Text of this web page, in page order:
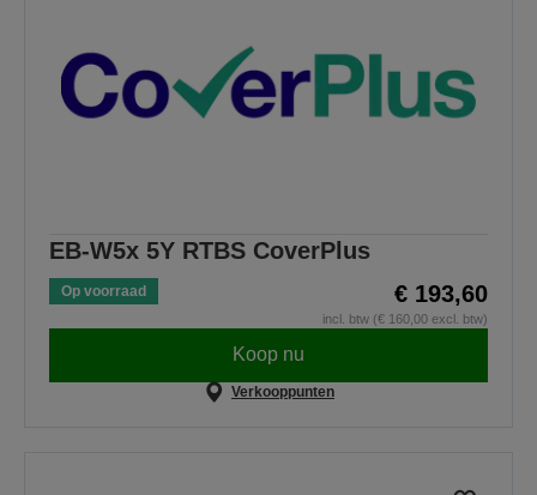
EB-W5x 5Y RTBS CoverPlus
Op voorraad € 193,60
incl. btw (€ 160,00 excl. btw)
Koop nu
Verkooppunten